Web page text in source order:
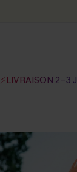
⚡LIVRAISON 2-3 J